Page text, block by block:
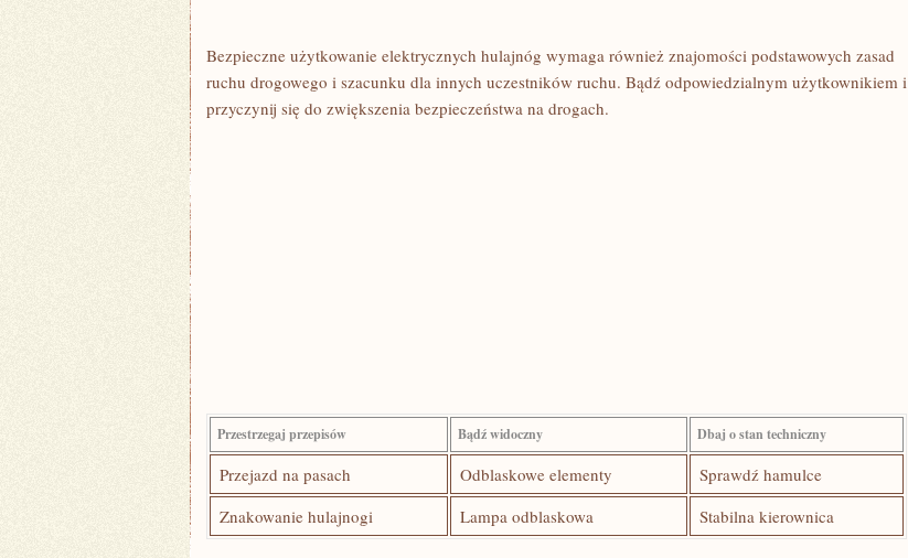
Bezpieczne użytkowanie elektrycznych hulajnóg wymaga również znajomości podstawowych zasad
ruchu drogowego⁤ i szacunku dla innych uczestników ruchu. Bądź odpowiedzialnym użytkownikiem i
przyczynij się do zwiększenia bezpieczeństwa na drogach.
Przestrzegaj przepisów Bądź‍ widoczny Dbaj o stan techniczny
Przejazd na pasach Odblaskowe elementy
Sprawdź hamulce
Znakowanie hulajnogi
Lampa odblaskowa Stabilna kierownica